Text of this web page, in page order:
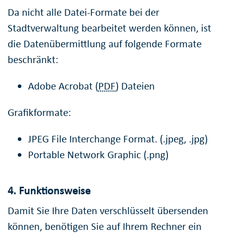
Da nicht alle Datei-Formate bei der
Stadtverwaltung bearbeitet werden können, ist
die Datenübermittlung auf folgende Formate
beschränkt:
Adobe Acrobat (PDF) Dateien
Grafikformate:
JPEG File Interchange Format. (.jpeg, .jpg)
Portable Network Graphic (.png)
4. Funktionsweise
Damit Sie Ihre Daten verschlüsselt übersenden
können, benötigen Sie auf Ihrem Rechner ein